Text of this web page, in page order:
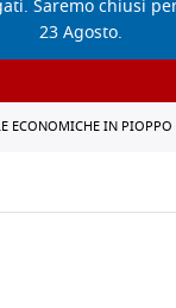
Saremo chiusi
23 Agosto.
ECONOMICHE IN PIOPPO